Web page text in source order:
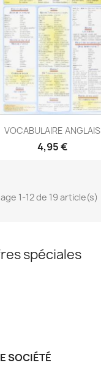
Aperçu rapide
VOCABULAIRE ANGLAIS
4,95 €
1-12 de 19 article(s)
spéciales
SOCIÉTÉ